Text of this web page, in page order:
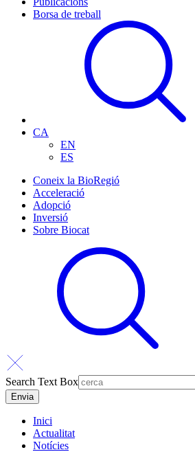
Borsa de treball
CA
EN
ES
Coneix la BioRegió
Acceleració
Adopció
Inversió
Sobre Biocat
Search Text Box
Inici
Actualitat
Notícies